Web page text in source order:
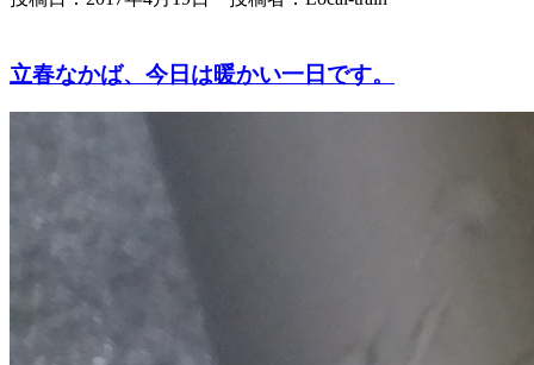
立春なかば、今日は暖かい一日です。